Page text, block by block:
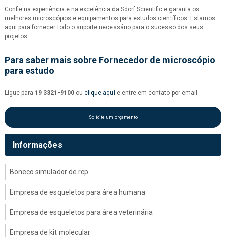
Confie na experiência e na excelência da Sdorf Scientific e garanta os
melhores microscópios e equipamentos para estudos científicos. Estamos
aqui para fornecer todo o suporte necessário para o sucesso dos seus
projetos.
Para saber mais sobre Fornecedor de microscópio
para estudo
Ligue para 19 3321-9100 ou clique aqui e entre em contato por email.
Solicite um orçamento
Informações
Boneco simulador de rcp
Empresa de esqueletos para área humana
Empresa de esqueletos para área veterinária
Empresa de kit molecular